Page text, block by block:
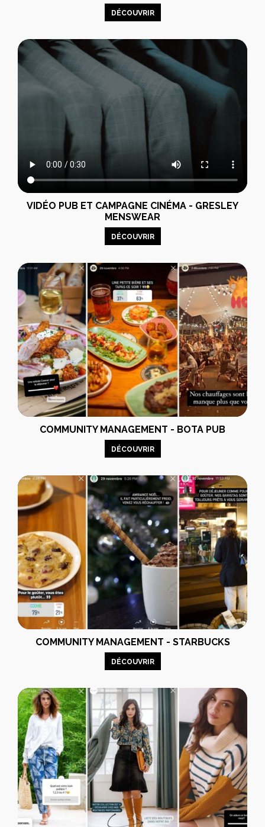
DÉCOUVRIR
VIDÉO PUB ET CAMPAGNE CINÉMA - GRESLEY
MENSWEAR
DÉCOUVRIR
COMMUNITY MANAGEMENT - BOTA PUB
DÉCOUVRIR
COMMUNITY MANAGEMENT - STARBUCKS
DÉCOUVRIR